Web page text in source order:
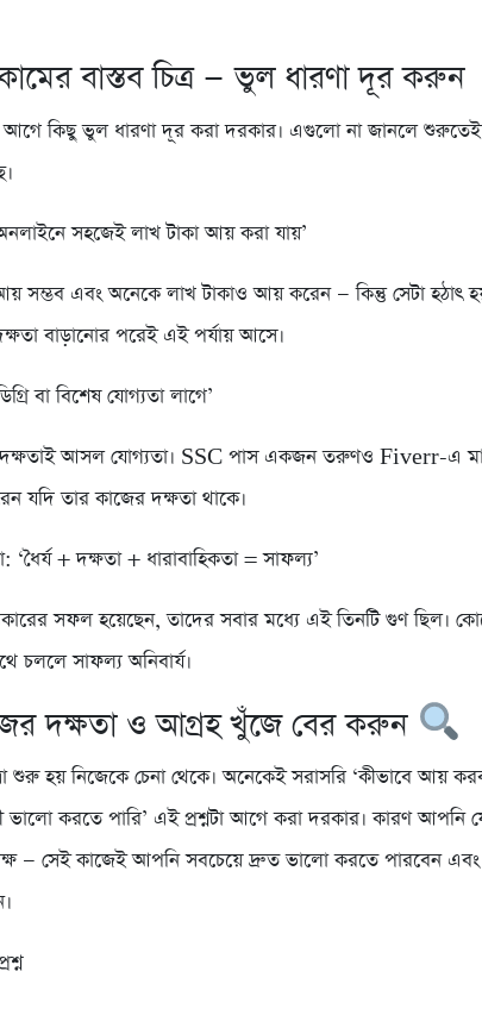
বাস্তব চিত্র — ভুল ধারণা দূর করুন
আগে কিছু ভুল ধারণা দূর করা দরকার। এগুলো না জানলে
সহজেই লাখ টাকা আয় করা যায়’
সম্ভব এবং অনেকে লাখ টাকাও আয় করেন — কিন্তু সেটা হঠাৎ
বাড়ানোর পরেই এই পর্যায় আসে।
বা বিশেষ যোগ্যতা লাগে’
দক্ষতাই আসল যোগ্যতা। SSC পাস একজন তরুণও Fiverr-এ
যদি তার কাজের দক্ষতা থাকে।
‘ধৈর্য + দক্ষতা + ধারাবাহিকতা = সাফল্য’
সফল হয়েছেন, তাদের সবার মধ্যে এই তিনটি গুণ ছিল।
চললে সাফল্য অনিবার্য।
দক্ষতা ও আগ্রহ খুঁজে বের করুন
শুরু হয় নিজেকে চেনা থেকে। অনেকেই সরাসরি ‘কীভাবে আয়
ভালো করতে পারি’ এই প্রশ্নটা আগে করা দরকার। কারণ আপনি
— সেই কাজেই আপনি সবচেয়ে দ্রুত ভালো করতে পারবেন এবং